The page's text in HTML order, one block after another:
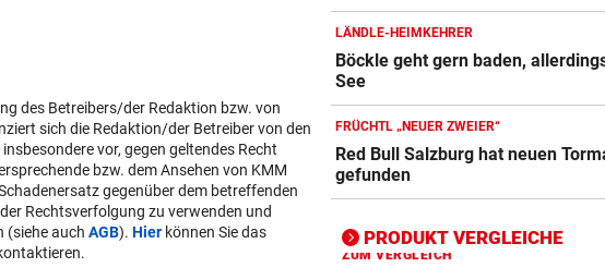
des Betreibers/der Redaktion bzw. von
sich die Redaktion/der Betreiber von den
vor, gegen geltendes Recht
bzw. dem Ansehen von KMM
gegenüber dem betreffenden
Rechtsverfolgung zu verwenden und
(siehe auch AGB). Hier können Sie das
LÄNDLE-HEIMKEHRER
Böckle geht gern baden,
See
FRÜCHTL „NEUER ZWEIER“
Red Bull Salzburg hat neuen
gefunden
PRODUKT VERGLEICHE
ZUM VERGLEICH
Elektro-Scooter Vergleich
ZUM VERGLEICH
Ergometer Vergleich
ZUM VERGLEICH